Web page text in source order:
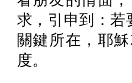
求，引申到：若
關鍵所在，耶
度。